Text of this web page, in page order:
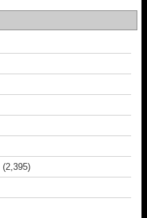
(2,395)